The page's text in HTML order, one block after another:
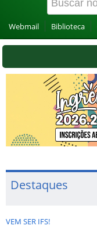
Webmail Biblioteca
Destaques
VEM SER IFS!